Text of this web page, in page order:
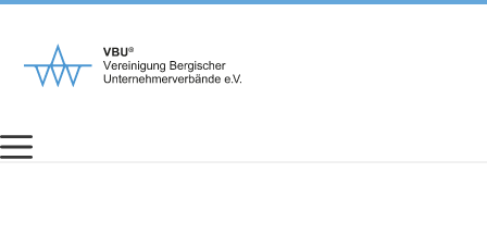
springen